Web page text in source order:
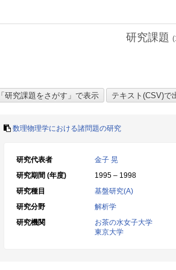
研究課題 (
数理物理学における諸問題の研究
研究代表者
金子 晃
研究期間 (年度)
1995 – 1998
研究種目
基盤研究(A)
研究分野
解析学
研究機関
お茶の水女子大学
東京大学